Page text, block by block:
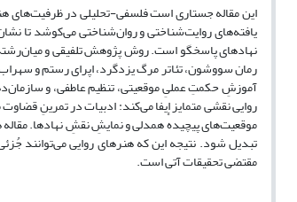
این مقاله جستاری است فلسفی‌-تحلیلی در ظرفیت‌های
یافته‌های روایت‌شناختی و روان‌شناختی می‌کوشد تا
نهادهای پاسخگو است. روش پژوهش تلفیقی و
رمان سووشون، تئاتر مرگ یزدگرد، اپرای رستم و
آموزشِ حکمتِ عملیِ موقعیتی، تنظیم عاطفی، و
روایی نقشی متمایز ایفا می‌کند: ادبیات در تمرینِ
موقعیت‌های پیچیدهٔ همدلی و نمایشِ نقشِ نهادها. مقاله
تبدیل شود. نتیجه این که هنرهای روایی می‌توانند
مقتضی تحقیقات آتی است.